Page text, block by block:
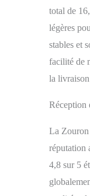
total de
légères
stables et
facilité de
la livraison
Réception
La Zouron
réputation
4,8 sur 5